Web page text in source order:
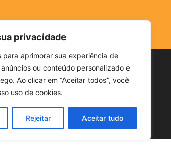
privacidade
para aprimorar sua experiência de
ou conteúdo personalizado e
Ao clicar em “Aceitar todos”, você
uso de cookies.
Rejeitar Aceitar tudo
Buscar
CLIMA ECONOMIA